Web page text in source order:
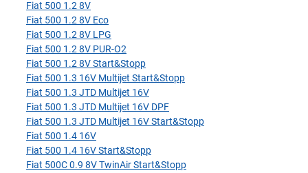
Fiat 500 1.2 8V
Fiat 500 1.2 8V Eco
Fiat 500 1.2 8V LPG
Fiat 500 1.2 8V PUR-O2
Fiat 500 1.2 8V Start&Stopp
Fiat 500 1.3 16V Multijet Start&Stopp
Fiat 500 1.3 JTD Multijet 16V
Fiat 500 1.3 JTD Multijet 16V DPF
Fiat 500 1.3 JTD Multijet 16V Start&Stopp
Fiat 500 1.4 16V
Fiat 500 1.4 16V Start&Stopp
Fiat 500C 0.9 8V TwinAir Start&Stopp